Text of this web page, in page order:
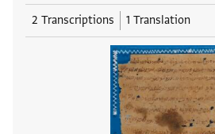
2 Transcriptions 1 Translation